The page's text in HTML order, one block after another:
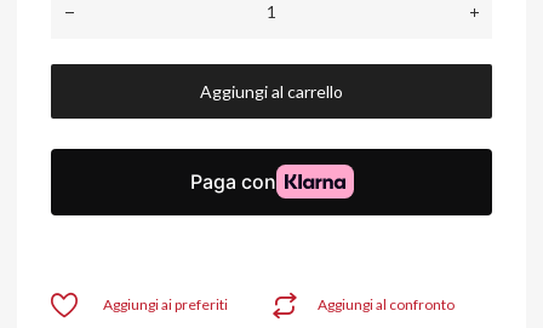
Aggiungi al carrello
Aggiungi al confronto
Aggiungi ai preferiti